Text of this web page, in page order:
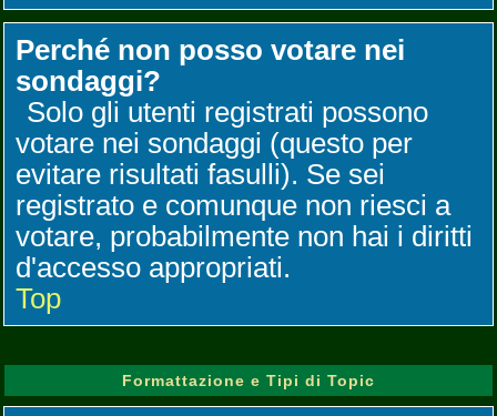
Perché non posso votare nei
sondaggi?
Solo gli utenti registrati possono
votare nei sondaggi (questo per
evitare risultati fasulli). Se sei
registrato e comunque non riesci a
votare, probabilmente non hai i diritti
d'accesso appropriati.
Top
Formattazione e Tipi di Topic